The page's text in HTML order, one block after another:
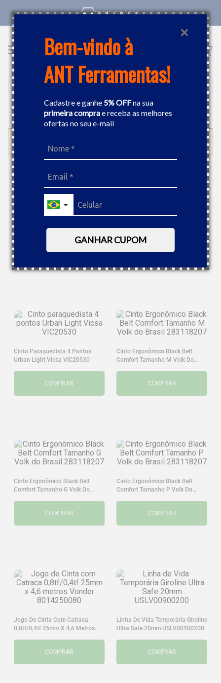
Bem-vindo à
ANT Ferramentas!
Cadastre e ganhe5% OFFna sua
primeira comprae receba as melhores
ofertas no seu e-mail
GANHAR CUPOM
RETIRE NA LOJA
EPI CINTO DE SEGURANÇA
Cinto NR10 Antichama Azul Royal
Maicol CIN.001
COMPRAR COMPRAR
Cinto Paraquedista 4 Pontos
Urban Light Vicsa VIC20530
COMPRAR
Cinto Ergonômico Black Belt
Comfort Tamanho M Volk Do
COMPRAR
Cinto Ergonômico Black Belt
Comfort Tamanho G Volk Do
COMPRAR
Cinto Ergonômico Black Belt
Comfort Tamanho P Volk Do
COMPRAR
Jogo De Cinta Com Catraca
0,8tf/0,4tf 25mm X 4,6 Metros
COMPRAR
Linha De Vida Temporária Giroline
Ultra Safe 20mm USLV00900200
COMPRAR